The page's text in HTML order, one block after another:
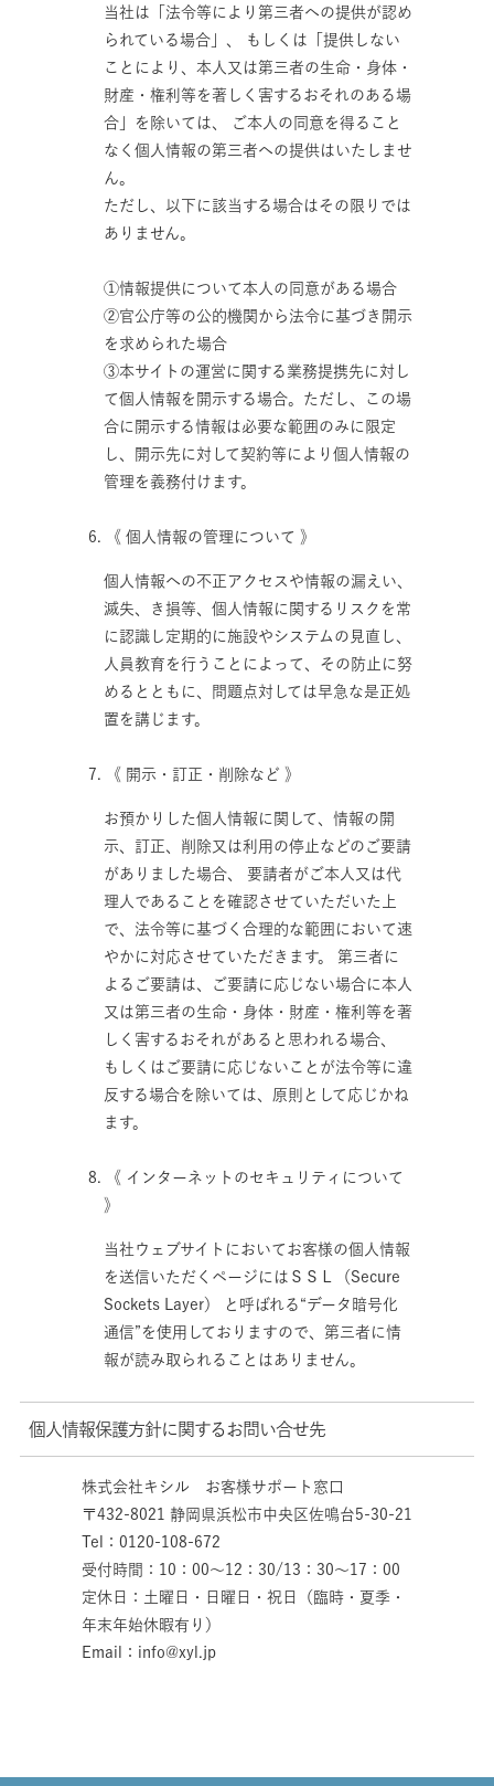
当社は「法令等により第三者への提供が認め
られている場合」、 もしくは「提供しない
ことにより、本人又は第三者の生命・身体・
財産・権利等を著しく害するおそれのある場
合」を除いては、 ご本人の同意を得ること
なく個人情報の第三者への提供はいたしませ
ん。
ただし、以下に該当する場合はその限りでは
ありません。
①情報提供について本人の同意がある場合
②官公庁等の公的機関から法令に基づき開示
を求められた場合
③本サイトの運営に関する業務提携先に対し
て個人情報を開示する場合。ただし、この場
合に開示する情報は必要な範囲のみに限定
し、開示先に対して契約等により個人情報の
管理を義務付けます。
6. 《 個人情報の管理について 》
個人情報への不正アクセスや情報の漏えい、
滅失、き損等、個人情報に関するリスクを常
に認識し定期的に施設やシステムの見直し、
人員教育を行うことによって、その防止に努
めるとともに、問題点対しては早急な是正処
置を講じます。
7. 《 開示・訂正・削除など 》
お預かりした個人情報に関して、情報の開
示、訂正、削除又は利用の停止などのご要請
がありました場合、 要請者がご本人又は代
理人であることを確認させていただいた上
で、法令等に基づく合理的な範囲において速
やかに対応させていただきます。 第三者に
よるご要請は、ご要請に応じない場合に本人
又は第三者の生命・身体・財産・権利等を著
しく害するおそれがあると思われる場合、
もしくはご要請に応じないことが法令等に違
反する場合を除いては、原則として応じかね
ます。
8. 《 インターネットのセキュリティについて
》
当社ウェブサイトにおいてお客様の個人情報
を送信いただくページにはＳＳＬ（Secure
Sockets Layer） と呼ばれる“データ暗号化
通信”を使用しておりますので、第三者に情
報が読み取られることはありません。
個人情報保護方針に関するお問い合せ先
株式会社キシル お客様サポート窓口
〒432-8021 静岡県浜松市中央区佐鳴台5-30-21
Tel：0120-108-672
受付時間：10：00～12：30/13：30～17：00
定休日：土曜日・日曜日・祝日（臨時・夏季・
年末年始休暇有り）
Email：info@xyl.jp